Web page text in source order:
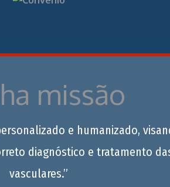
missão
e humanizado,
diagnóstico e tratamento
vasculares.”